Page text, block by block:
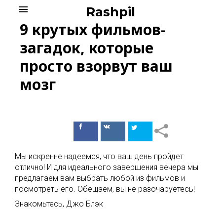
content
Rashpil
menu
9 крутых фильмов-
загадок, которые
просто взорвут ваш
мозг
ПоделитьсяПоделиться
Мы искренне надеемся, что ваш день пройдет
отлично! И для идеального завершения вечера мы
предлагаем вам выбрать любой из фильмов и
посмотреть его. Обещаем, вы не разочаруетесь!
Знакомьтесь, Джо Блэк